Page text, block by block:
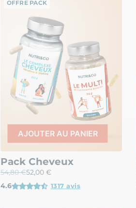
AJOUTER AU PANIER
Pack Cheveux
54,80 €52,00 €
4.6
1317 avis
OFFRE PACK